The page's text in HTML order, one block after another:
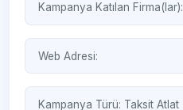
Kampanya Katılan Firma(lar):
Web Adresi:
Kampanya Türü: Taksit Atlat